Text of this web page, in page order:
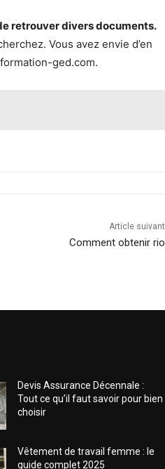
retrouver divers documents.
Vous avez envie d’en
ged.com.
Article suivant
Comment obtenir rio
Devis Assurance Décennale :
Tout ce qu’il faut savoir pour bien
choisir
Vêtement de travail femme : le
guide complet 2025